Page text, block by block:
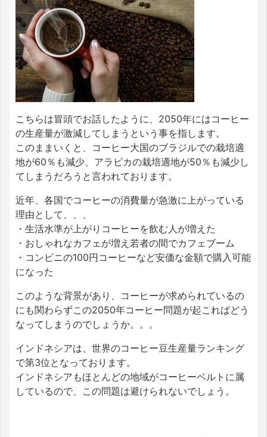
こちらは冒頭でお話したように、2050年にはコーヒー
の生産量が激減してしまうという事を指します。
このままいくと、コーヒー大国のブラジルでの栽培適
地が60％も減少、アラビカの栽培適地が50％も減少し
てしまうだろうと言われております。
近年、各国でコーヒーの消費量が急激に上がっている
理由として、、、
・生活水準が上がりコーヒーを飲む人が増えた
・おしゃれなカフェが増え若者の間でカフェブーム
・コンビニの100円コーヒーなど安価な金額で購入可能
になった
このような背景があり、コーヒーが求められているの
にも関わらずこの2050年コーヒー問題が起こればどう
なってしまうのでしょうか。。。
インドネシアは、世界のコーヒー豆生産量ランキング
で第3位となっております。
インドネシアもほとんどの地域がコーヒーベルトに属
しているので、この問題は避けられないでしょう。